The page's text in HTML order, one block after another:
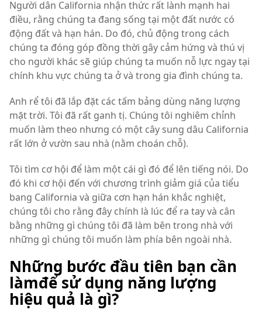
Người dân California nhận thức rất lành mạnh hai
điều, rằng chúng ta đang sống tại một đất nước có
động đất và hạn hán. Do đó, chủ động trong cách
chúng ta đóng góp đồng thời gây cảm hứng và thú vị
cho người khác sẽ giúp chúng ta muốn nỗ lực ngay tại
chính khu vực chúng ta ở và trong gia đình chúng ta.
Anh rể tôi đã lắp đặt các tấm bảng dùng năng lượng
mặt trời. Tôi đã rất ganh tị. Chúng tôi nghiêm chỉnh
muốn làm theo nhưng có một cây sung dâu California
rất lớn ở vườn sau nhà (nằm choán chỗ).
Tôi tìm cơ hội để làm một cái gì đó để lên tiếng nói. Do
đó khi cơ hội đến với chương trình giảm giá của tiểu
bang California và giữa cơn hạn hán khắc nghiệt,
chúng tôi cho rằng đây chính là lúc để ra tay và cân
bằng những gì chúng tôi đã làm bên trong nhà với
những gì chúng tôi muốn làm phía bên ngoài nhà.
Những bước đầu tiên bạn cần
làmđể sử dụng năng lượng
hiệu quả là gì?